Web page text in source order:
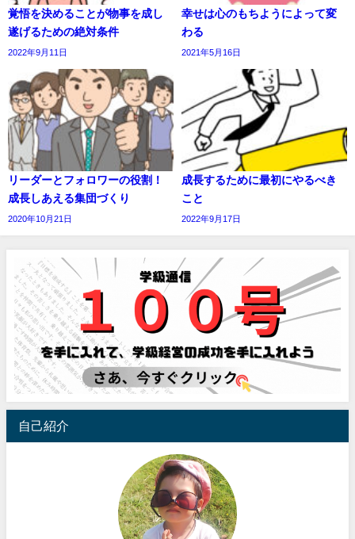
覚悟を決めることが物事を成し
遂げるための絶対条件
2022年9月11日
幸せは心のもちようによって変
わる
2021年5月16日
リーダーとフォロワーの役割！
成長しあえる集団づくり
2020年10月21日
成長するために最初にやるべき
こと
2022年9月17日
自己紹介